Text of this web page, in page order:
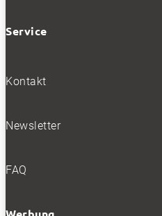
Service
Kontakt
Newsletter
FAQ